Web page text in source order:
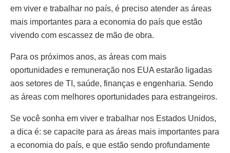
em viver e trabalhar no país, é preciso atender as áreas
mais importantes para a economia do país que estão
vivendo com escassez de mão de obra.
Para os próximos anos, as áreas com mais
oportunidades e remuneração nos EUA estarão ligadas
aos setores de TI, saúde, finanças e engenharia. Sendo
as áreas com melhores oportunidades para estrangeiros.
Se você sonha em viver e trabalhar nos Estados Unidos,
a dica é: se capacite para as áreas mais importantes para
a economia do país, e que estão sendo profundamente